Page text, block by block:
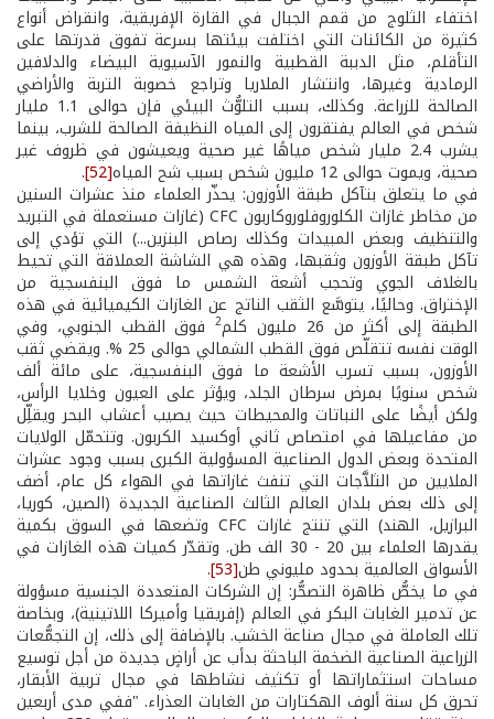
اختفاء الثلوج من قمم الجبال في القارة الإفريقية، وانقراض أنواع
كثيرة من الكائنات التي اختلفت بيئتها بسرعة تفوق قدرتها على
التأقلم، مثل الدببة القطبية والنمور الآسيوية البيضاء والدلافين
الرمادية وغيرها، وانتشار الملاريا وتراجع خصوبة التربة والأراضي
الصالحة للزراعة. وكذلك، بسبب التلوُّث البيئي فإن حوالى 1.1 مليار
شخص في العالم يفتقرون إلى المياه النظيفة الصالحة للشرب، بينما
يشرب 2.4 مليار شخص مياهًا غير صحية ويعيشون في ظروف غير
صحية، ويموت حوالى 12 مليون شخص بسبب شح المياه [52]
.
في ما يتعلق بتآكل طبقة الأوزون: يحذّر العلماء منذ عشرات السنين
من مخاطر غازات الكلوروفلوروكاربون CFC (غازات مستعملة في التبريد
والتنظيف وبعض المبيدات وكذلك رصاص البنزين...) التي تؤدي إلى
تآكل طبقة الأوزون وثقبها، وهذه هي الشاشة العملاقة التي تحيط
بالغلاف الجوي وتحجب أشعة الشمس ما فوق البنفسجية من
الإختراق. وحاليًا، يتوسَّع الثقب الناتج عن الغازات الكيميائية في هذه
الطبقة إلى أكثر من 26 مليون كلم 2فوق القطب الجنوبي، وفي
الوقت نفسه تتقلّص فوق القطب الشمالي حوالى 25 %. ويقضي ثقب
الأوزون، بسبب تسرب الأشعة ما فوق البنفسجية، على مائة ألف
شخص سنويًا بمرض سرطان الجلد، ويؤثر على العيون وخلايا الرأس،
ولكن أيضًا على النباتات والمحيطات حيث يصيب أعشاب البحر ويقلِّل
من مفاعيلها في امتصاص ثاني أوكسيد الكربون. وتتحمّل الولايات
المتحدة وبعض الدول الصناعية المسؤولية الكبرى بسبب وجود عشرات
الملايين من الثلاَّجات التي تنفث غازاتها في الهواء كل عام، أضف
إلى ذلك بعض بلدان العالم الثالث الصناعية الجديدة (الصين، كوريا،
البرازيل، الهند) التي تنتج غازات CFC وتضعها في السوق بكمية
يقدرها العلماء بين 20 - 30 الف طن. وتقدّر كميات هذه الغازات في
الأسواق العالمية بحدود مليوني طن[53]
.
في ما يخصُّ ظاهرة التصحُّر: إن الشركات المتعددة الجنسية مسؤولة
عن تدمير الغابات البكر في العالم (إفريقيا وأميركا اللاتينية)، وبخاصة
تلك العاملة في مجال صناعة الخشب. بالإضافة إلى ذلك، إن التجمُّعات
الزراعية الصناعية الضخمة الباحثة بدأب عن أراضٍ جديدة من أجل توسيع
مساحات استثماراتها أو تكثيف نشاطها في مجال تربية الأبقار،
تحرق كل سنة ألوف الهكتارات من الغابات العذراء. "ففي مدى أربعين